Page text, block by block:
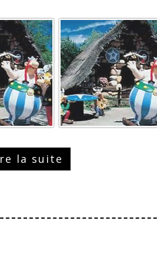
la suite